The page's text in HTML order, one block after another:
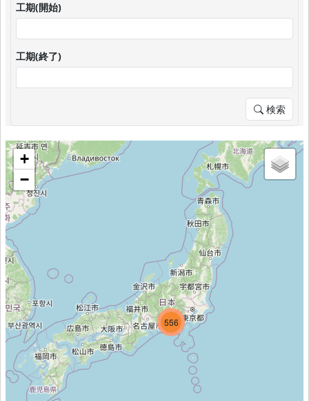
工期(開始)
工期(終了)
検索
556
257
607
+
−